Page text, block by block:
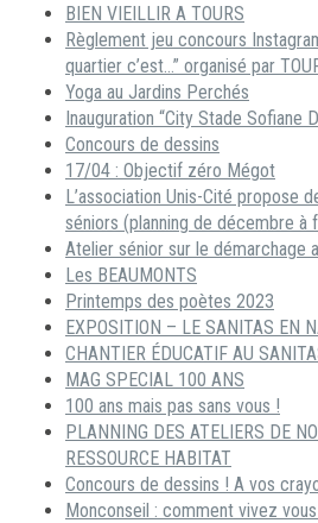
BIEN VIEILLIR A TOURS
Règlement jeu concours
quartier c’est…” organisé par
Yoga au Jardins Perchés
Inauguration “City Stade Sofiane
Concours de dessins
17/04 : Objectif zéro Mégot
L’association Unis-Cité propose
séniors (planning de décembre
Atelier sénior sur le démarchage
Les BEAUMONTS
Printemps des poètes 2023
EXPOSITION – LE SANITAS EN
CHANTIER ÉDUCATIF AU
MAG SPECIAL 100 ANS
100 ans mais pas sans vous !
PLANNING DES ATELIERS DE
RESSOURCE HABITAT
Concours de dessins ! A vos
Monconseil : comment vivez